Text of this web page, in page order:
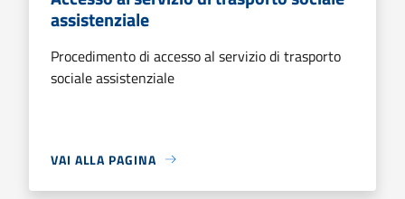
assistenziale
Procedimento di accesso al servizio di trasporto
sociale assistenziale
VAI ALLA PAGINA